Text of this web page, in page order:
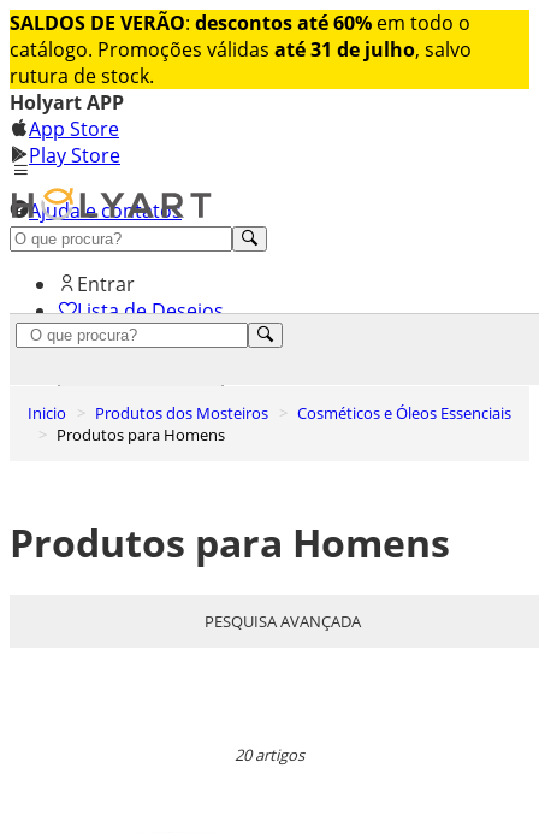
SALDOS DE VERÃO: descontos até 60% em todo o
catálogo. Promoções válidas até 31 de julho, salvo
rutura de stock.
Holyart APP
App Store
Play Store
Ajuda e contatos
Conheça premium
Entrar
Lista de Desejos
Inicio Produtos dos Mosteiros
Cosméticos e Óleos Essenciais
Produtos para Homens
Produtos para Homens
PESQUISA AVANÇADA
20 artigos